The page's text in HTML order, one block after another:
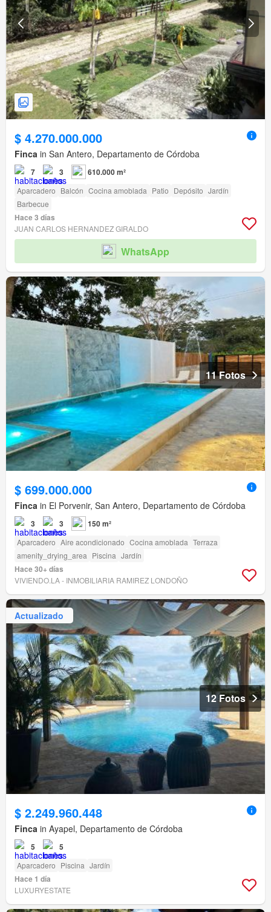
$ 4.270.000.000
Finca in San Antero, Departamento de Córdoba
7 3 610.000 m²
Aparcadero Balcón Cocina amoblada Patio Depósito Jardín
Barbecue
Hace 3 días
JUAN CARLOS HERNANDEZ GIRALDO
WhatsApp
11 Fotos
$ 699.000.000
Finca in El Porvenir, San Antero, Departamento de Córdoba
3 3 150 m²
Aparcadero Aire acondicionado Cocina amoblada Terraza
amenity_drying_area Piscina Jardín
Hace 30+ días
VIVIENDO.LA - INMOBILIARIA RAMIREZ LONDOÑO
Actualizado
12 Fotos
$ 2.249.960.448
Finca in Ayapel, Departamento de Córdoba
5 5
Aparcadero Piscina Jardín
Hace 1 día
LUXURYESTATE